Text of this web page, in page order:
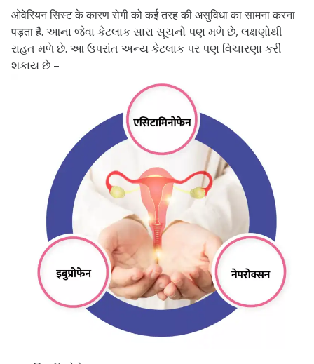
ओवेरियन सिस्ट के कारण रोगी को कई तरह की असुविधा का सामना करना
पड़ता है. આના જેવા કેટલાક સારા સૂચનો પણ મળે છે, લક્ષણોથી
રાહત મળે છે. આ ઉપરાંત અન્ય કેટલાક પર પણ વિચારણા કરી
શકાય છે –